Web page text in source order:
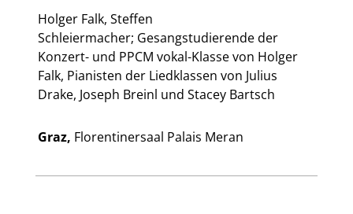
Holger Falk, Steffen
Schleiermacher; Gesangstudierende der
Konzert- und PPCM vokal-Klasse von Holger
Falk, Pianisten der Liedklassen von Julius
Drake, Joseph Breinl und Stacey Bartsch
Graz, Florentinersaal Palais Meran